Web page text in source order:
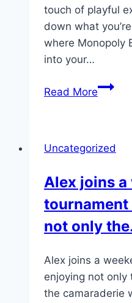
touch of playful
down what
where Monopoly
into your…
Read MoreThe
yet
eye-
catching
Uncategorized
Alex joins a
not only
Alex joins a
enjoying not
the camaraderie